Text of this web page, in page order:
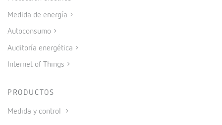
Medida de energía
Autoconsumo
Auditoría energética
Internet of Things
PRODUCTOS
Medida y control